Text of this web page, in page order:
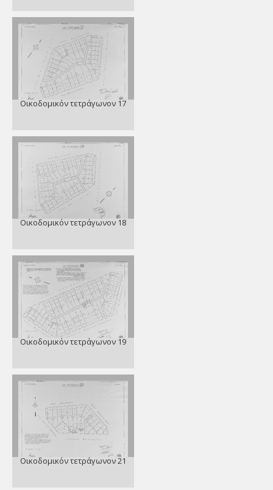
Οικοδομικόν τετράγωνον 17
Οικοδομικόν τετράγωνον 18
Οικοδομικόν τετράγωνον 19
Οικοδομικόν τετράγωνον 21